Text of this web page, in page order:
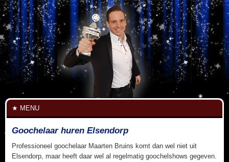
MENU
Goochelaar huren Elsendorp
Professioneel goochelaar Maarten Bruins komt dan wel niet uit
Elsendorp, maar heeft daar wel al regelmatig goochelshows gegeven.